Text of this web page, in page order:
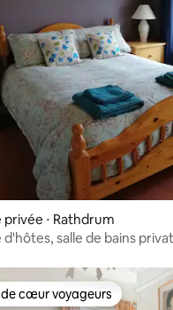
⋅ Rathdrum
salle de bains
cœur voyageurs les plus
cœur voyageurs